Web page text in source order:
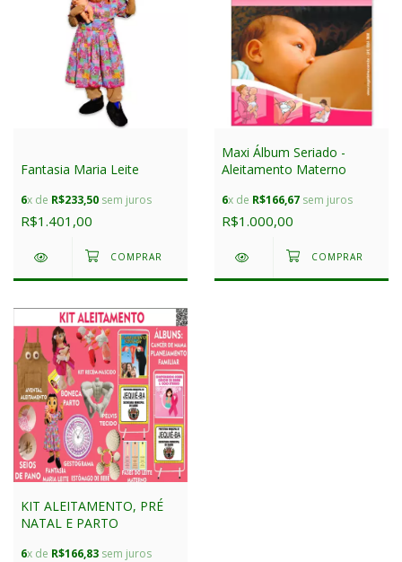
Fantasia Maria Leite
6x de R$233,50 sem juros
R$1.401,00
Maxi Álbum Seriado -
Aleitamento Materno
6x de R$166,67 sem juros
R$1.000,00
KIT ALEITAMENTO, PRÉ
NATAL E PARTO
6x de R$166,83 sem juros